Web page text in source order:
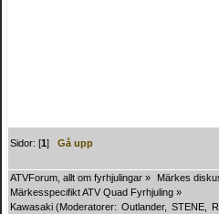
Sidor: [1]Gå upp
ATVForum, allt om fyrhjulingar » Märkes
Märkesspecifikt ATV Quad Fyrhjuling »
Kawasaki (Moderatorer: Outlander, STENE